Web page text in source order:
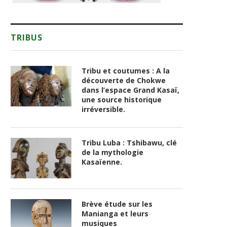
TRIBUS
Tribu et coutumes : A la
découverte de Chokwe
dans l’espace Grand Kasaï,
une source historique
irréversible.
Tribu Luba : Tshibawu, clé
de la mythologie
Kasaïenne.
Brève étude sur les
Manianga et leurs
musiques